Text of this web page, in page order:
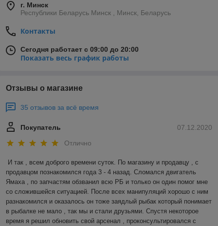
г. Минск
Республики Беларусь Минск , Минск, Беларусь
Контакты
Сегодня работает с 09:00 до 20:00
Показать весь график работы
Отзывы о магазине
35 отзывов за всё время
07.12.2020
Покупатель
Отлично
И так , всем доброго времени суток. По магазину и продавцу , с
продавцом познакомился года 3 - 4 назад. Сломался двигатель
Ямаха , по запчастям обзванил всю РБ и только он один помог мне
со сложившейся ситуацией. После всех манипуляций хорошо с ним
разнакомился и оказалось он тоже заядлый рыбак который понимает
в рыбалке не мало , так мы и стали друзьями. Спустя некоторое
время я решил обновить свой арсенал , проконсультировался с